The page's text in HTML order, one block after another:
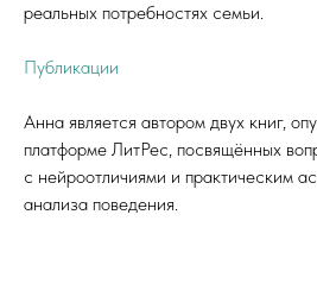
реальных потребностях семьи.
Публикации
Анна является автором двух книг,
платформе ЛитРес, посвящённых
с нейроотличиями и практическим
анализа поведения.